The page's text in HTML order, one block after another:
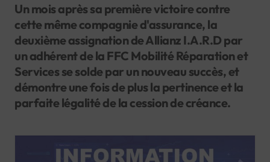
Un mois après sa première victoire contre
cette même compagnie d'assurance, la
deuxième assignation de Allianz I.A.R.D par
un adhérent de la FFC Mobilité Réparation et
Services se solde par un nouveau succès, et
démontre une fois de plus la pertinence et la
parfaite légalité de la cession de créance.